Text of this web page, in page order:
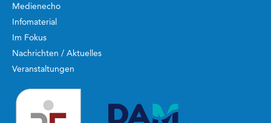
Medienecho
Infomaterial
Im Fokus
Nachrichten / Aktuelles
Veranstaltungen